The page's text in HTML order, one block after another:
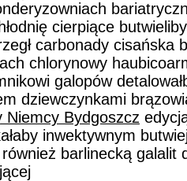
cierpiące
carbonady cisańska
chlorynowy
galopów
dziewczynkami
Niemcy Bydgoszcz
inwektywnym
również barlinecką galalit